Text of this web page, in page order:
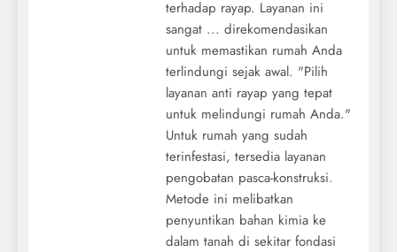
terhadap rayap. Layanan ini
sangat ... direkomendasikan
untuk memastikan rumah Anda
terlindungi sejak awal. "Pilih
layanan anti rayap yang tepat
untuk melindungi rumah Anda."
Untuk rumah yang sudah
terinfestasi, tersedia layanan
pengobatan pasca-konstruksi.
Metode ini melibatkan
penyuntikan bahan kimia ke
dalam tanah di sekitar fondasi